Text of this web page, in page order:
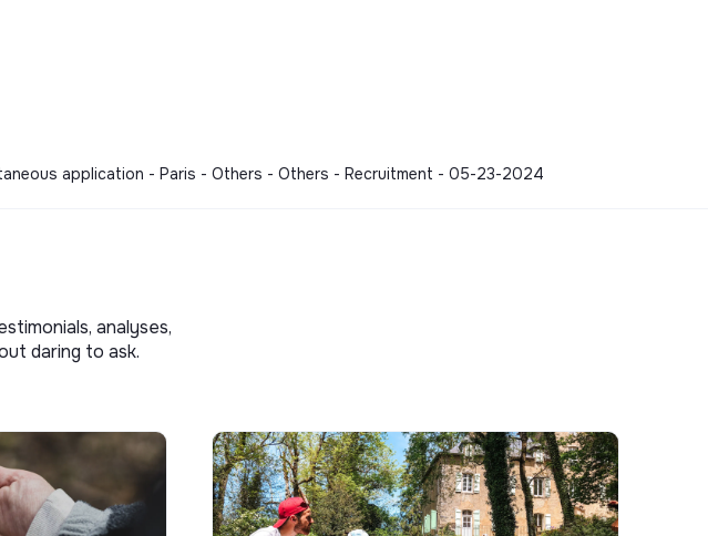
application - Paris - Others - Others - Recruitment - 05-23-2024
analyses,
daring to ask.